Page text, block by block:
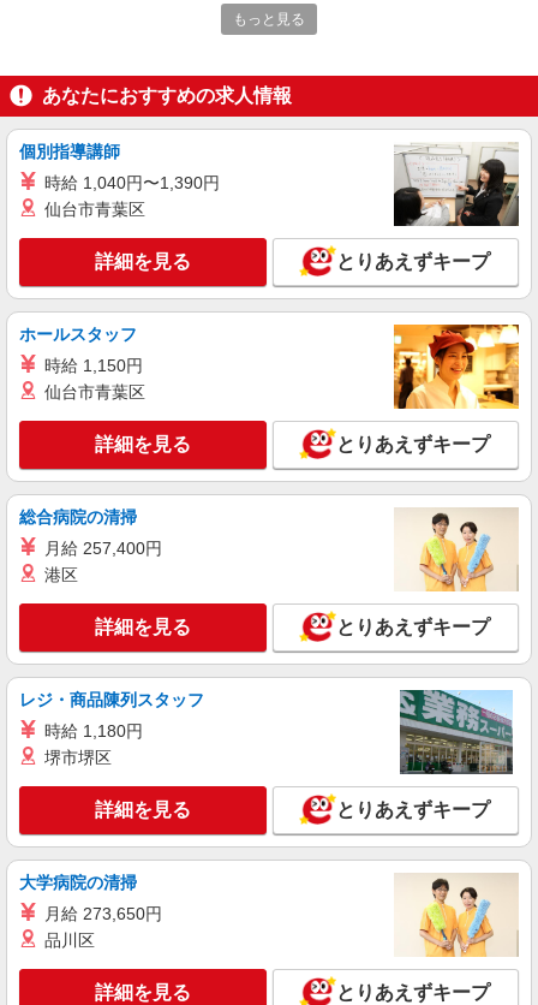
アルバイト パート
ケンタッキーフライドチキン 高松今里店
カウンター・キッチンスタッフ ＜優先募集日
時給1050円 ＜高校生＞時給1050円
キープ 詳細を見る
アルバイト パート
ケンタッキーフライドチキン ゆめタウン高松店
カウンター・キッチンスタッフ ＜優先募集日
時給1270円 研修期間：100時間／時給1100円
香川県高松市三条町608-1 ゆめタウン高松内
キープ 詳細を見る
アルバイト
株式会社フジ 高松水産プロセスセンター
水産加工センターでの軽作業（魚加工・盛付・
値付けなど）
★日祝は時給50円アップ
香川県高松市瀬戸内町43-17（大洋水産内） ※
キープ 詳細を見る
アルバイト パート
すき家 11号高松屋島店
すき家の店舗スタッフ（接客・調理・清掃な
時給1,338円
香川県高松市高松町3009-9
もっと見る
あなたにおすすめの求人情報
個別指導講師
時給 1,040円〜1,390円
仙台市青葉区
詳細を見る とりあえずキープ
ホールスタッフ
時給 1,150円
仙台市青葉区
詳細を見る とりあえずキープ
総合病院の清掃
月給 257,400円
港区
詳細を見る とりあえずキープ
レジ・商品陳列スタッフ
時給 1,180円
堺市堺区
詳細を見る とりあえずキープ
大学病院の清掃
月給 273,650円
品川区
詳細を見る とりあえずキープ